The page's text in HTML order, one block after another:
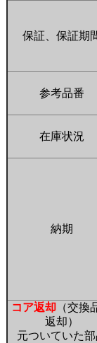
保証、保証期
参考品番
在庫状況
納期
コア返却（交換
返却）
元ついていた